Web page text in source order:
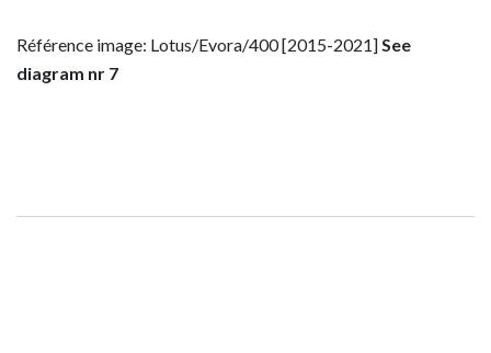
Référence image: Lotus/Evora/400 [2015-2021]See
diagram nr 7